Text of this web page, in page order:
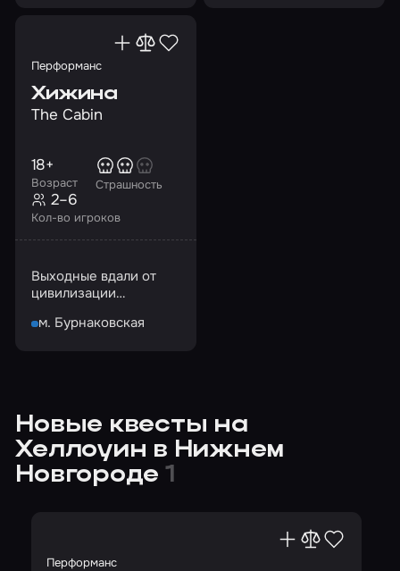
Перформанс
Хижина
The Cabin
Возраст
18+
Страшность
Кол-во игроков
2–6
Выходные вдали от
цивилизации
м. Бурнаковская
Новые квесты на
Хеллоуин в Нижнем
Новгороде 1
Перформанс